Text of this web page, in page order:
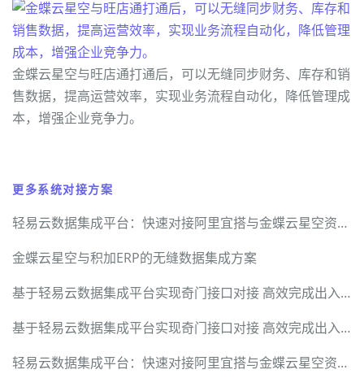
金蝶云星空与旺店通打通后，可以无缝同步财务、库存和销
售数据，提高运营效率，实现业务流程自动化，降低管理成
本，增强企业竞争力。
更多系统对接方案
轻易云数据集成平台：快速对接阿里宜搭与金蝶云星空资金调拨单
金蝶云星空与积加ERP的无缝数据集成方案
基于轻易云数据集成平台实现奇门接口对接 高效完成出入库信息实时传递与修改
基于轻易云数据集成平台实现奇门接口对接 高效完成出入库信息实时传递与修改
轻易云数据集成平台：快速对接阿里宜搭与金蝶云星空资金调拨单